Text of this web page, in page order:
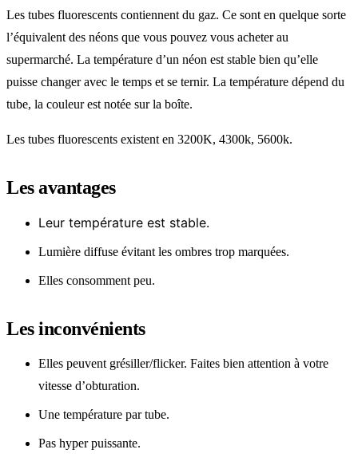
Les tubes fluorescents contiennent du gaz. Ce sont en quelque sorte
l’équivalent des néons que vous pouvez vous acheter au
supermarché. La température d’un néon est stable bien qu’elle
puisse changer avec le temps et se ternir. La température dépend du
tube, la couleur est notée sur la boîte.
Les tubes fluorescents existent en 3200K, 4300k, 5600k.
Les avantages
Leur température est stable.
Lumière diffuse évitant les ombres trop marquées.
Elles consomment peu.
Les inconvénients
Elles peuvent grésiller/flicker. Faites bien attention à votre
vitesse d’obturation.
Une température par tube.
Pas hyper puissante.